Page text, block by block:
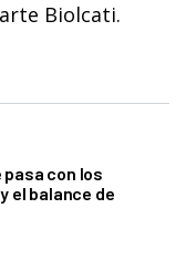
Biolcati.
pasa con los
el balance de